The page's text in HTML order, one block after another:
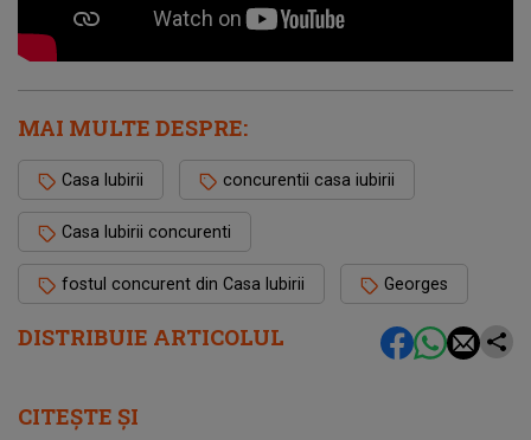
DISTRIBUIE ARTICOLUL
MAI MULTE DESPRE:
Casa Iubirii concurentii casa iubirii
Casa Iubirii concurenti
fostul concurent din Casa Iubirii Georges
CITEȘTE ȘI